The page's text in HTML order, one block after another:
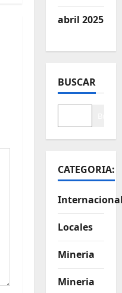
abril 2025
BUSCAR
CATEGORIA:
Locales
Mineria
Mineria